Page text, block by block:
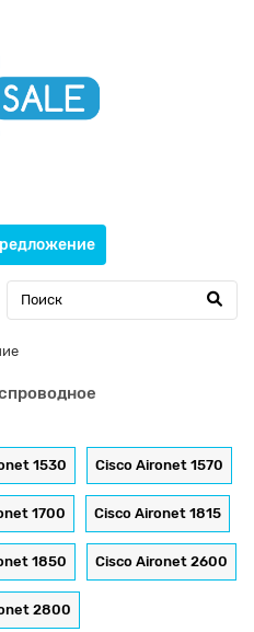
1530 Cisco Aironet 1570
1700 Cisco Aironet 1815
1850 Cisco Aironet 2600
2800